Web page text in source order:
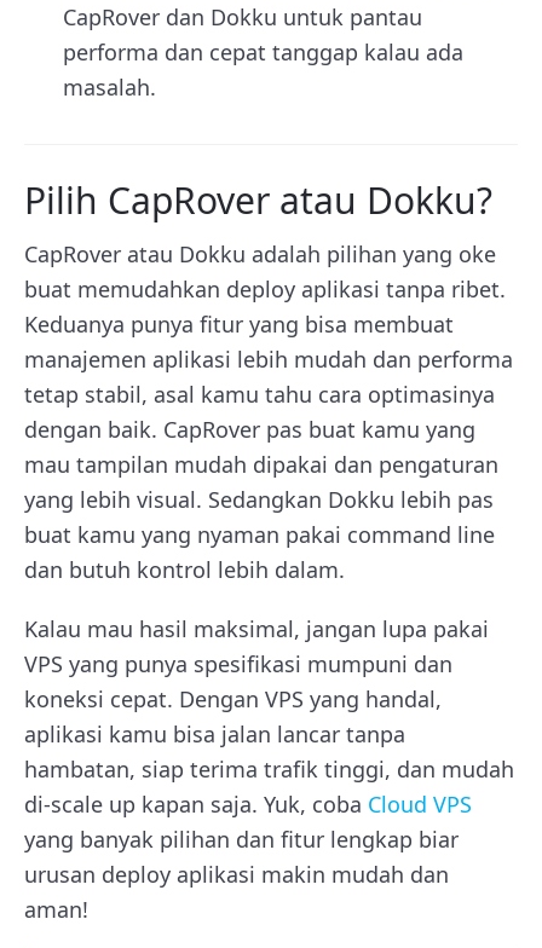
CapRover dan Dokku untuk pantau
performa dan cepat tanggap kalau ada
masalah.
Pilih CapRover atau Dokku?
CapRover atau Dokku adalah pilihan yang oke
buat memudahkan deploy aplikasi tanpa ribet.
Keduanya punya fitur yang bisa membuat
manajemen aplikasi lebih mudah dan performa
tetap stabil, asal kamu tahu cara optimasinya
dengan baik. CapRover pas buat kamu yang
mau tampilan mudah dipakai dan pengaturan
yang lebih visual. Sedangkan Dokku lebih pas
buat kamu yang nyaman pakai command line
dan butuh kontrol lebih dalam.
Kalau mau hasil maksimal, jangan lupa pakai
VPS yang punya spesifikasi mumpuni dan
koneksi cepat. Dengan VPS yang handal,
aplikasi kamu bisa jalan lancar tanpa
hambatan, siap terima trafik tinggi, dan mudah
di-scale up kapan saja. Yuk, coba Cloud VPS
yang banyak pilihan dan fitur lengkap biar
urusan deploy aplikasi makin mudah dan
aman!